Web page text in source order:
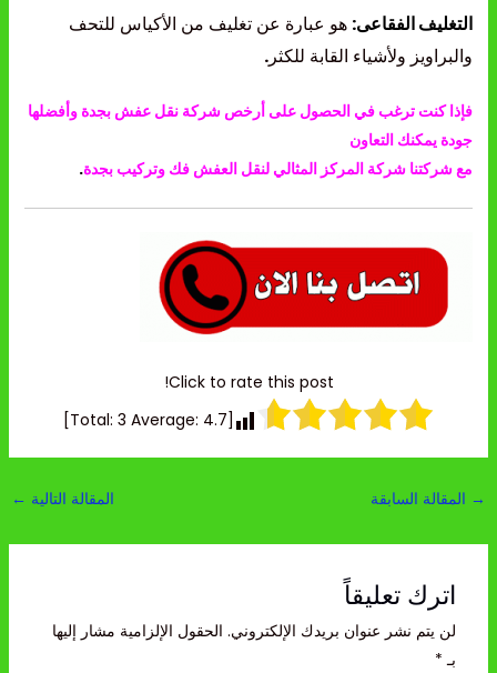
التغليف الفقاعى: هو عبارة عن تغليف من الأكياس للتحف
والبراويز ولأشياء القابة للكثر.
فإذا كنت ترغب في الحصول على أرخص شركة نقل عفش بجدة وأفضلها
جودة يمكنك التعاون
مع شركتنا شركة المركز المثالي لنقل العفش فك وتركيب بجدة.
Click to rate this post!
[Total:
3 Average: 4.7
]
→ المقالة السابقة المقالة التالية ←
اترك تعليقاً
لن يتم نشر عنوان بريدك الإلكتروني. الحقول الإلزامية مشار إليها
بـ *